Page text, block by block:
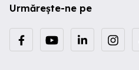
Urmărește-ne pe